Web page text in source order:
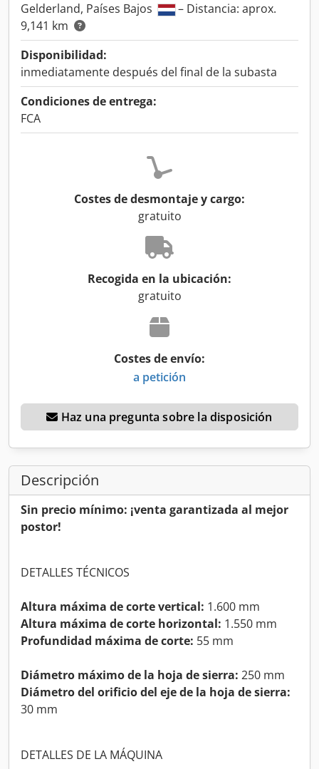
Gelderland, Países Bajos
– Distancia: aprox.
9,141 km
Disponibilidad:
inmediatamente después del final de la subasta
Condiciones de entrega:
FCA
Costes de desmontaje y cargo:
gratuito
Recogida en la ubicación:
gratuito
Costes de envío:
a petición
Haz una pregunta sobre la disposición
Descripción
Sin precio mínimo: ¡venta garantizada al mejor
postor!
DETALLES TÉCNICOS
Altura máxima de corte vertical: 1.600 mm
Altura máxima de corte horizontal: 1.550 mm
Profundidad máxima de corte: 55 mm
Diámetro máximo de la hoja de sierra: 250 mm
Diámetro del orificio del eje de la hoja de sierra:
30 mm
DETALLES DE LA MÁQUINA